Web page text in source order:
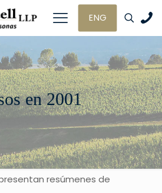
ENG
en 2001
resúmenes de